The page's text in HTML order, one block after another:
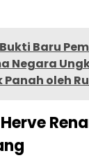
Bukti Baru
Negara
oleh